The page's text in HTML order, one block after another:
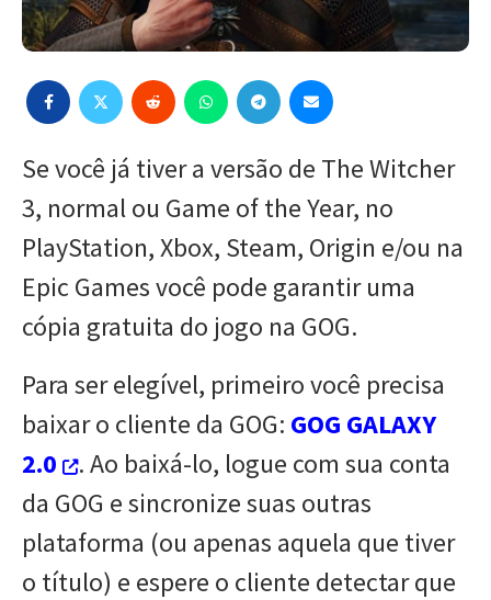
Se você já tiver a versão de The Witcher
3, normal ou Game of the Year, no
PlayStation, Xbox, Steam, Origin e/ou na
Epic Games você pode garantir uma
cópia gratuita do jogo na GOG.
Para ser elegível, primeiro você precisa
baixar o cliente da GOG: GOG GALAXY
2.0
. Ao baixá-lo, logue com sua conta
da GOG e sincronize suas outras
plataforma (ou apenas aquela que tiver
o título) e espere o cliente detectar que